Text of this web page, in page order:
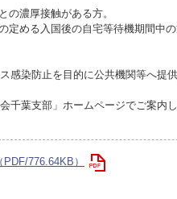
の濃厚接触がある方。
める入国後の自宅等待機期間中の
感染防止を目的に公共機関等へ提
千葉支部」ホームページでご案内
776.64KB）